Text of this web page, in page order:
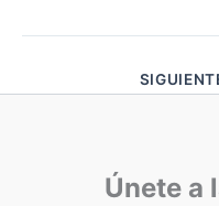
Únete a